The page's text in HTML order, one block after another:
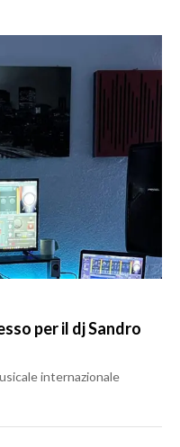
per il dj Sandro
internazionale